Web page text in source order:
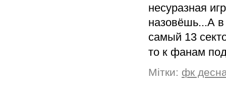
несуразная
назовёшь...А в
самый 13
то к фанам
Мітки: фк